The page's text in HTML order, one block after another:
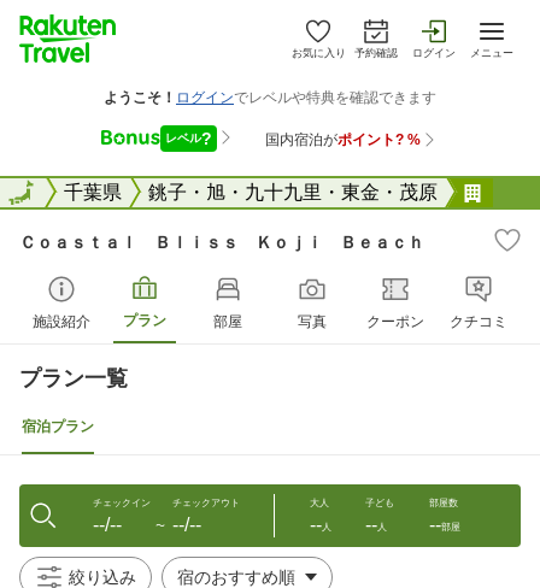
お気に入り 予約確認 ログイン メニュー
全国千葉県 銚子・旭・九十九里・東金・茂原
全国
Ｃｏａｓｔａｌ Ｂｌｉｓｓ Ｋｏｊｉ Ｂｅａｃｈ
施設紹介 プラン 部屋 写真 クーポン クチコミ
プラン一覧
宿泊プラン
チェックイン
--/-- 〜
チェックアウト
--/--
大人
--人
子ども
--人
部屋数
--部屋
絞り込み